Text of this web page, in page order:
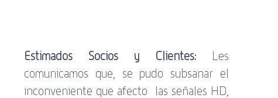
ARSAT Lago Roca socios día del padre
Estimados Socios y Clientes: Les
comunicamos que, se pudo subsanar el
inconveniente que afecto  las señales HD,